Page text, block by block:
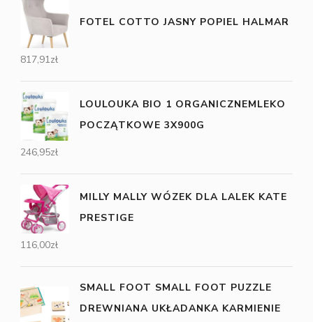
FOTEL COTTO JASNY POPIEL HALMAR
817,91zł
LOULOUKA BIO 1 ORGANICZNEMLEKO
POCZĄTKOWE 3X900G
246,95zł
MILLY MALLY WÓZEK DLA LALEK KATE
PRESTIGE
116,00zł
SMALL FOOT SMALL FOOT PUZZLE
DREWNIANA UKŁADANKA KARMIENIE